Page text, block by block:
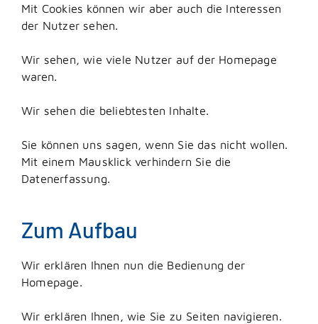
Mit Cookies können wir aber auch die Interessen
der Nutzer sehen.
Wir sehen, wie viele Nutzer auf der Homepage
waren.
Wir sehen die beliebtesten Inhalte.
Sie können uns sagen, wenn Sie das nicht wollen.
Mit einem Mausklick verhindern Sie die
Datenerfassung.
Zum Aufbau
Wir erklären Ihnen nun die Bedienung der
Homepage.
Wir erklären Ihnen, wie Sie zu Seiten navigieren.